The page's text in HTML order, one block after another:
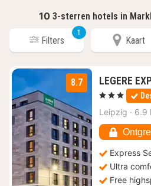
10 3-sterren hotels in
Filters
1
Kaart
8.7
LEGERE
1
nacht
vanaf
€
70,35
, 3 Sterren
Leipzig · 6.9
Express
Ultra
Free